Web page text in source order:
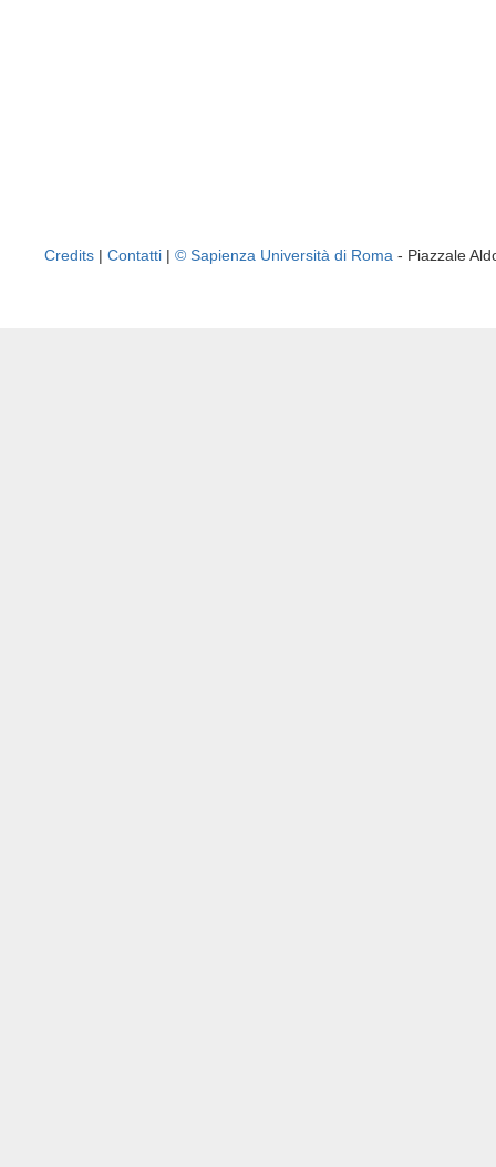
Credits | Contatti | © Sapienza Università di Roma - Piazzale